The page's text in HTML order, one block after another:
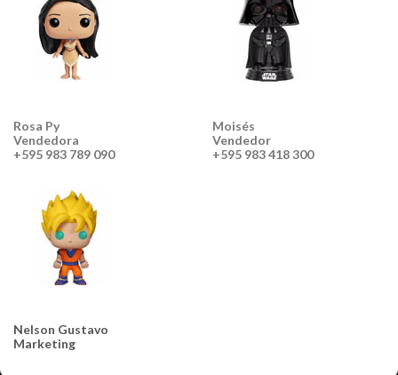
Rosa Py
Vendedora
+595 983 789 090
Moisés
Vendedor
+595 983 418 300
Nelson Gustavo
Marketing